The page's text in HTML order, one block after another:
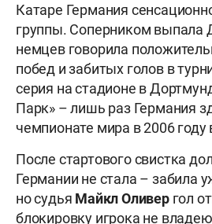
Катаре Германия
группы. Соперником выпала
немцев говорила
побед и забитых голов в
серия на стадионе в
Парк» – лишь раз Германия
чемпионате мира в 2006 году
После стартового свистка
Германии не стала – забила
но судья Майкл Оливергол
блокировку игрока не